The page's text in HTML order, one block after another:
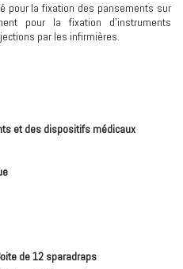
pour la fixation des pansements sur
pour la fixation d'instruments
par les infirmières.
et des dispositifs médicaux
de 12 sparadraps